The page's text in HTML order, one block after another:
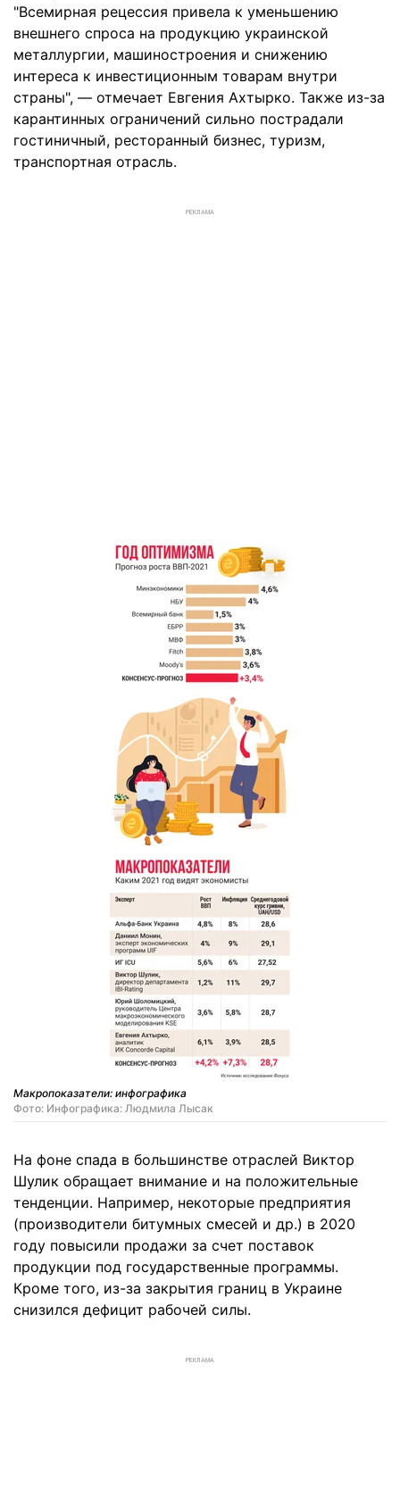
"Всемирная рецессия привела к уменьшению
внешнего спроса на продукцию украинской
металлургии, машиностроения и снижению
интереса к инвестиционным товарам внутри
страны", — отмечает Евгения Ахтырко. Также из-за
карантинных ограничений сильно пострадали
гостиничный, ресторанный бизнес, туризм,
транспортная отрасль.
РЕКЛАМА
Макропоказатели: инфографика
Фото: Инфографика: Людмила Лысак
На фоне спада в большинстве отраслей Виктор
Шулик обращает внимание и на положительные
тенденции. Например, некоторые предприятия
(производители битумных смесей и др.) в 2020
году повысили продажи за счет поставок
продукции под государственные программы.
Кроме того, из-за закрытия границ в Украине
снизился дефицит рабочей силы.
РЕКЛАМА